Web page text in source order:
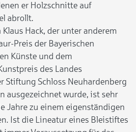
er Holzschnitte auf
abrollt.
Klaus Hack, der unter anderem
Preis der Bayerischen
Künste und dem
des Landes
Stiftung Schloss Neuhardenberg
ausgezeichnet wurde, ist sehr
Jahre zu einem eigenständigen
Ist die Lineatur eines Bleistiftes